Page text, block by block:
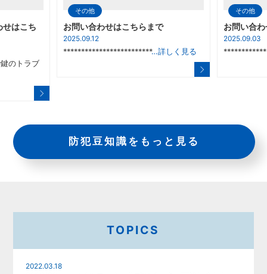
せはこち
のトラブ
その他
お問い合わせはこちらまで
2025.09.12
*************************…詳しく見る
その他
お問い合
2025.09.03
防犯豆知識をもっと見る
TOPICS
2022.03.18